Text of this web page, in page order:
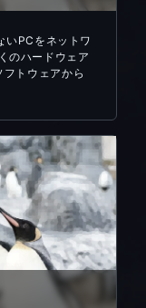
いPCをネットワ
のハードウェア
トウェアから